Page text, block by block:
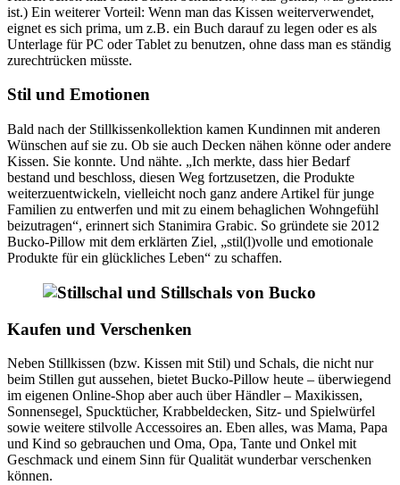
ist.) Ein weiterer Vorteil: Wenn man das Kissen weiterverwendet,
eignet es sich prima, um z.B. ein Buch darauf zu legen oder es als
Unterlage für PC oder Tablet zu benutzen, ohne dass man es ständig
zurechtrücken müsste.
Stil und Emotionen
Bald nach der Stillkissenkollektion kamen Kundinnen mit anderen
Wünschen auf sie zu. Ob sie auch Decken nähen könne oder andere
Kissen. Sie konnte. Und nähte. „Ich merkte, dass hier Bedarf
bestand und beschloss, diesen Weg fortzusetzen, die Produkte
weiterzuentwickeln, vielleicht noch ganz andere Artikel für junge
Familien zu entwerfen und mit zu einem behaglichen Wohngefühl
beizutragen“, erinnert sich Stanimira Grabic. So gründete sie 2012
Bucko-Pillow mit dem erklärten Ziel, „stil(l)volle und emotionale
Produkte für ein glückliches Leben“ zu schaffen.
Kaufen und Verschenken
Neben Stillkissen (bzw. Kissen mit Stil) und Schals, die nicht nur
beim Stillen gut aussehen, bietet Bucko-Pillow heute – überwiegend
im eigenen Online-Shop aber auch über Händler – Maxikissen,
Sonnensegel, Spucktücher, Krabbeldecken, Sitz- und Spielwürfel
sowie weitere stilvolle Accessoires an. Eben alles, was Mama, Papa
und Kind so gebrauchen und Oma, Opa, Tante und Onkel mit
Geschmack und einem Sinn für Qualität wunderbar verschenken
können.